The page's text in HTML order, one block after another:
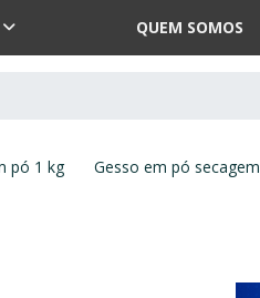
QUEM SOMOS
pó 1 kg Gesso em pó